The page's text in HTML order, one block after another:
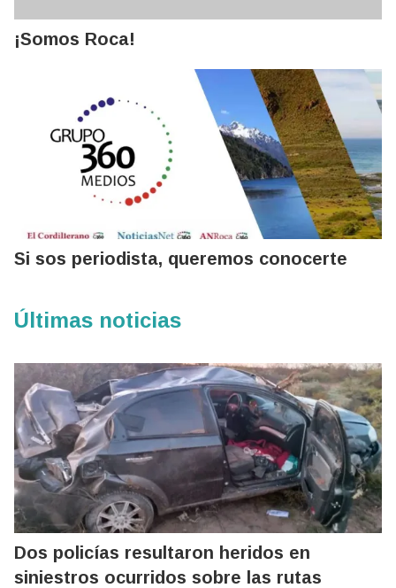
¡Somos Roca!
Si sos periodista, queremos conocerte
Últimas noticias
Dos policías resultaron heridos en
siniestros ocurridos sobre las rutas